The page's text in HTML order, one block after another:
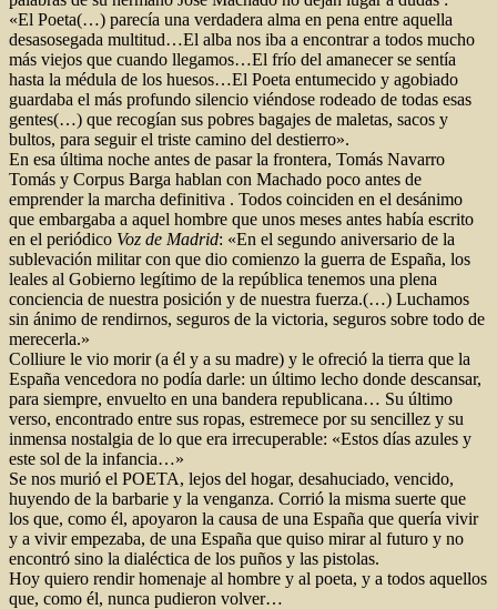
«El Poeta(…) parecía una verdadera alma en pena entre aquella
desasosegada multitud…El alba nos iba a encontrar a todos mucho
más viejos que cuando llegamos…El frío del amanecer se sentía
hasta la médula de los huesos…El Poeta entumecido y agobiado
guardaba el más profundo silencio viéndose rodeado de todas esas
gentes(…) que recogían sus pobres bagajes de maletas, sacos y
bultos, para seguir el triste camino del destierro».
En esa última noche antes de pasar la frontera, Tomás Navarro
Tomás y Corpus Barga hablan con Machado poco antes de
emprender la marcha definitiva . Todos coinciden en el desánimo
que embargaba a aquel hombre que unos meses antes había escrito
en el periódico Voz de Madrid: «En el segundo aniversario de la
sublevación militar con que dio comienzo la guerra de España, los
leales al Gobierno legítimo de la república tenemos una plena
conciencia de nuestra posición y de nuestra fuerza.(…) Luchamos
sin ánimo de rendirnos, seguros de la victoria, seguros sobre todo de
merecerla.»
Colliure le vio morir (a él y a su madre) y le ofreció la tierra que la
España vencedora no podía darle: un último lecho donde descansar,
para siempre, envuelto en una bandera republicana… Su último
verso, encontrado entre sus ropas, estremece por su sencillez y su
inmensa nostalgia de lo que era irrecuperable: «Estos días azules y
este sol de la infancia…»
Se nos murió el POETA, lejos del hogar, desahuciado, vencido,
huyendo de la barbarie y la venganza. Corrió la misma suerte que
los que, como él, apoyaron la causa de una España que quería vivir
y a vivir empezaba, de una España que quiso mirar al futuro y no
encontró sino la dialéctica de los puños y las pistolas.
Hoy quiero rendir homenaje al hombre y al poeta, y a todos aquellos
que, como él, nunca pudieron volver…